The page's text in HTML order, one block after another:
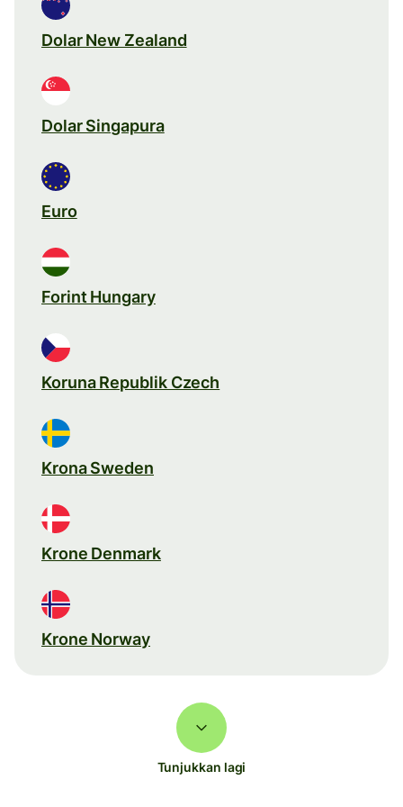
Dolar New Zealand
Dolar Singapura
Euro
Forint Hungary
Koruna Republik Czech
Krona Sweden
Krone Denmark
Krone Norway
Tunjukkan lagi